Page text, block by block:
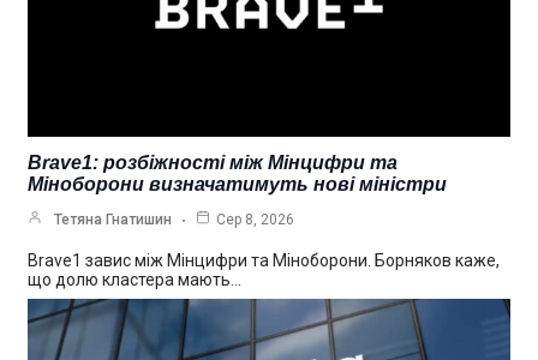
Brave1: розбіжності між Мінцифри та
Міноборони визначатимуть нові міністри
Тетяна Гнатишин Сер 8, 2026
Brave1 завис між Мінцифри та Міноборони. Борняков каже,
що долю кластера мають…